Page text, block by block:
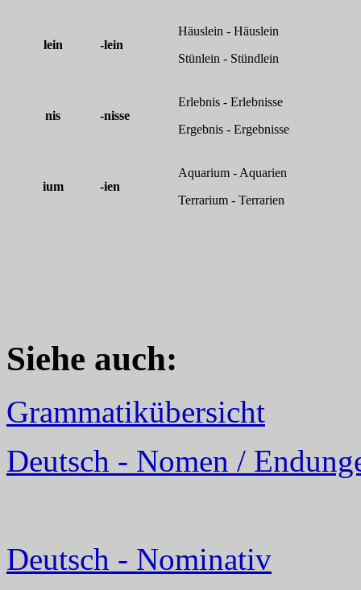
lein -lein
Häuslein - Häuslein
Stünlein - Stündlein
nis -nisse
Erlebnis - Erlebnisse
Ergebnis - Ergebnisse
ium -ien
Aquarium - Aquarien
Terrarium - Terrarien
Siehe auch:
Grammatikübersicht
Deutsch - Nomen /
Deutsch - Nominativ